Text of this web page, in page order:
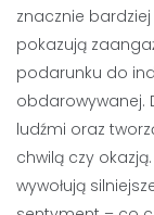
znacznie
pokazują
podarunku do
obdarowywanej.
ludźmi oraz
chwilą czy
wywołują